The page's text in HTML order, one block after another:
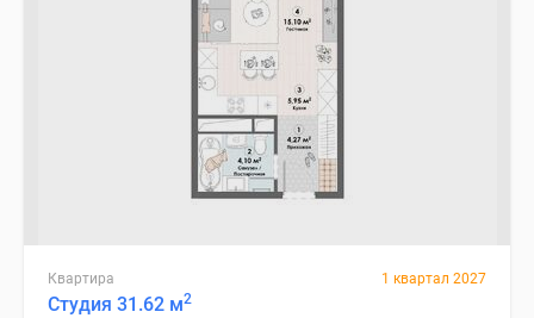
Квартира 1 квартал 2027
Студия 31.62 м2